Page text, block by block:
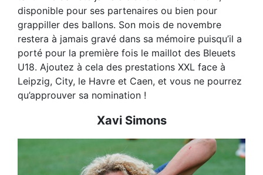
disponible pour ses partenaires ou bien pour
grappiller des ballons. Son mois de novembre
restera à jamais gravé dans sa mémoire puisqu’il a
porté pour la première fois le maillot des Bleuets
U18. Ajoutez à cela des prestations XXL face à
Leipzig, City, le Havre et Caen, et vous ne pourrez
qu’approuver sa nomination !
Xavi Simons